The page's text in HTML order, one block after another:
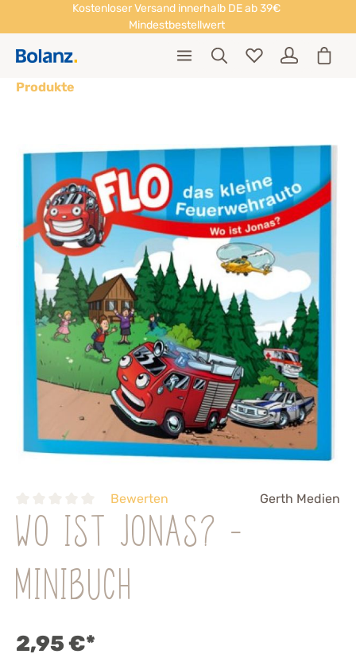
Kostenloser Versand innerhalb DE ab 39€
Mindestbestellwert
Produkte
Bewerten Gerth Medien
Wo ist Jonas? -
Minibuch
2,95 €*